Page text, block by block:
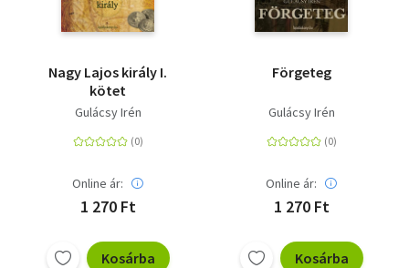
Nagy Lajos király I.
kötet
Gulácsy Irén
Online ár:
1 270 Ft
Kosárba
Förgeteg
Gulácsy Irén
Online ár:
1 270 Ft
Kosárba